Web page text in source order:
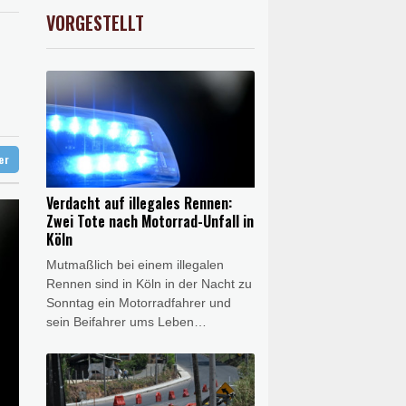
überschattet
in China
0.51%
0.32%
VORGESTELLT
Verdacht auf illegales Rennen:
Zwei Tote nach Motorrad-Unfall in
Köln
Mutmaßlich bei einem illegalen
Rennen sind in Köln in der Nacht zu
Sonntag ein Motorradfahrer und
sein Beifahrer ums Leben
zweiten Motorrads kam mit
schweren Verletzungen ins
Krankenhaus, wie die Polizei in der